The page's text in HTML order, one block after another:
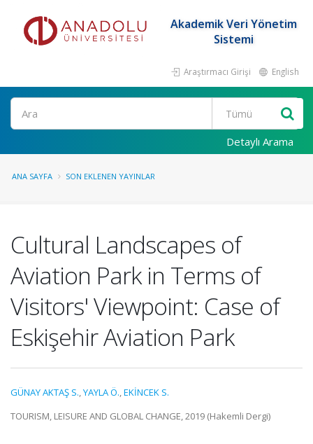
Akademik Veri Yönetim
Sistemi
Araştırmacı Girişi English
Ara
Detaylı Arama
ANA SAYFA SON EKLENEN YAYINLAR
Cultural Landscapes of
Aviation Park in Terms of
Visitors' Viewpoint: Case of
Eskişehir Aviation Park
GÜNAY AKTAŞ S.,YAYLA Ö.,EKİNCEK S.
TOURISM, LEISURE AND GLOBAL CHANGE, 2019 (Hakemli Dergi)